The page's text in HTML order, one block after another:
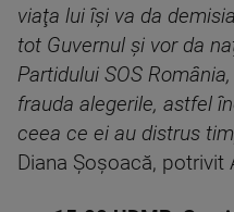
viaţa lui îşi va da
tot Guvernul şi vor da
Partidului SOS
frauda alegerile, astfel
ceea ce ei au distrus
Diana Şoşoacă, potrivit